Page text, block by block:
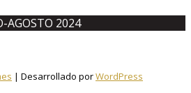
AGOSTO 2024
| Desarrollado porWordPress